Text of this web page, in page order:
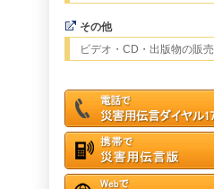
その他
ビデオ・CD・出版物の販売